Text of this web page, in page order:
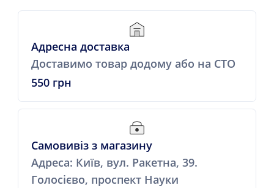
Адресна доставка
Доставимо товар додому або на СТО
550 грн
Самовивіз з магазину
Адреса: Київ, вул. Ракетна, 39.
Голосієво, проспект Науки